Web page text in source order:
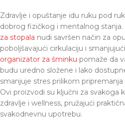
Zdravlje i opuštanje idu ruku pod
dobrog fizičkog i mentalnog stanja.
za stopala nudi savršen način za
poboljšavajući cirkulaciju i
organizator za šminku pomaže da
budu uredno složene i lako
smanjuje stres prilikom pripremanja
Ovi proizvodi su ključni za svakoga
zdravlje i wellness, pružajući
svakodnevnu upotrebu.